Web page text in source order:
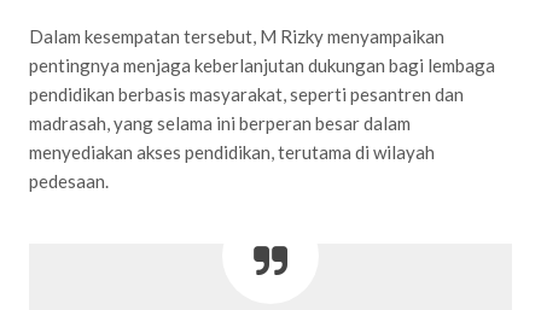
Dalam kesempatan tersebut, M Rizky menyampaikan
pentingnya menjaga keberlanjutan dukungan bagi lembaga
pendidikan berbasis masyarakat, seperti pesantren dan
madrasah, yang selama ini berperan besar dalam
menyediakan akses pendidikan, terutama di wilayah
pedesaan.